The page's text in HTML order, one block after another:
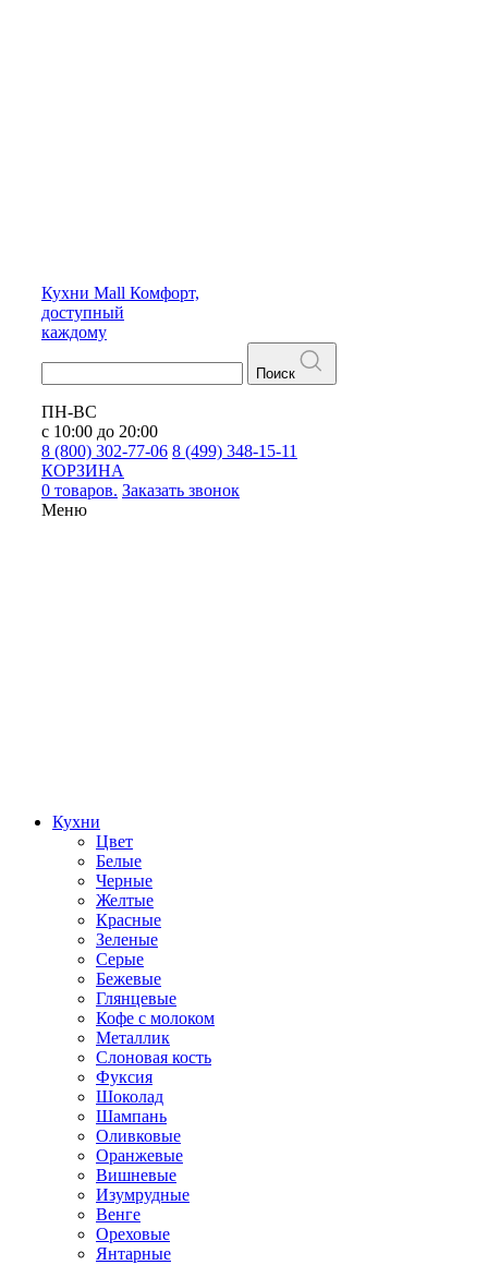
Кухни Mall Комфорт,
доступный
каждому
Поиск
ПН-ВС
с 10:00 до 20:00
8 (800) 302-77-06 8 (499) 348-15-11
КОРЗИНА
0 товаров. Заказать звонок
Меню
Кухни
Цвет
Белые
Черные
Желтые
Красные
Зеленые
Серые
Бежевые
Глянцевые
Кофе с молоком
Металлик
Слоновая кость
Фуксия
Шоколад
Шампань
Оливковые
Оранжевые
Вишневые
Изумрудные
Венге
Ореховые
Янтарные